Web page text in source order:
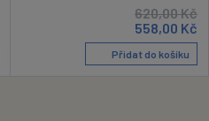
620,00Kč
558,00 Kč
Přidat do košíku